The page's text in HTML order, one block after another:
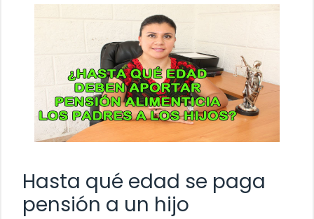
Hasta qué edad se paga
pensión a un hijo